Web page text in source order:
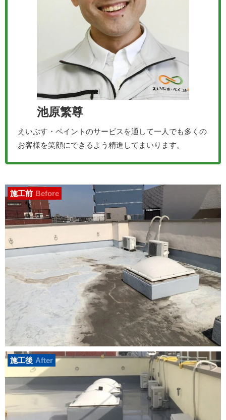
池原繁尊
えいぶす・ペイントのサービスを通して一人でも多くの
お客様を笑顔にできるよう精進してまいります。
施工前 Before
施工後 After